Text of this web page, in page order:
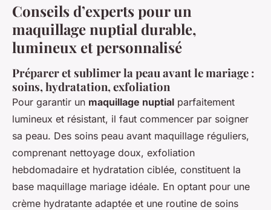
Conseils d’experts pour un
maquillage nuptial durable,
lumineux et personnalisé
Préparer et sublimer la peau avant le mariage :
soins, hydratation, exfoliation
Pour garantir un maquillage nuptial parfaitement
lumineux et résistant, il faut commencer par soigner
sa peau. Des soins peau avant maquillage réguliers,
comprenant nettoyage doux, exfoliation
hebdomadaire et hydratation ciblée, constituent la
base maquillage mariage idéale. En optant pour une
crème hydratante adaptée et une routine de soins